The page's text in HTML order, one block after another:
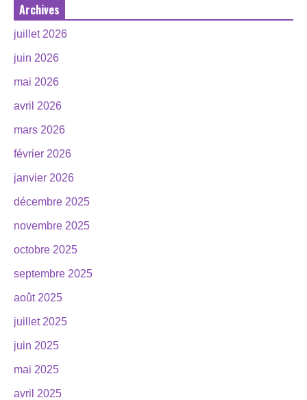
Archives
juillet 2026
juin 2026
mai 2026
avril 2026
mars 2026
février 2026
janvier 2026
décembre 2025
novembre 2025
octobre 2025
septembre 2025
août 2025
juillet 2025
juin 2025
mai 2025
avril 2025